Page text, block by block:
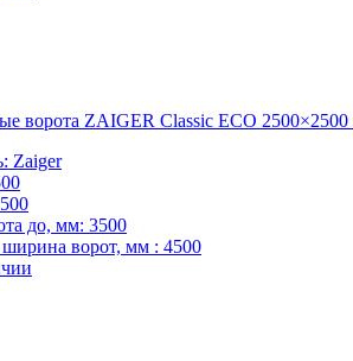
ворота ZAIGER Classic ECO
Zaiger
до, мм: 3500
ворот, мм : 4500